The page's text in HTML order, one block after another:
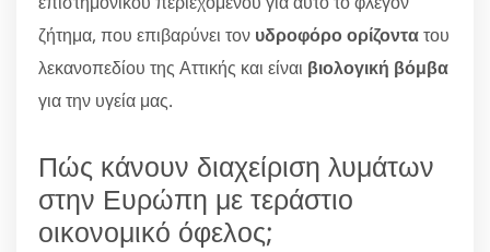
ζήτημα, που επιβαρύνει τον υδροφόρο ορίζοντατου
λεκανοπεδίου της Αττικής και είναι βιολογική βόμβα
για την υγεία μας.
Πώς κάνουν διαχείριση λυμάτων
στην Ευρώπη με τεράστιο
οικονομικό όφελος;